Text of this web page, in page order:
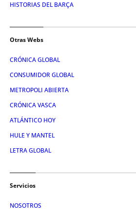
HISTORIAS DEL BARÇA
Otras Webs
CRÓNICA GLOBAL
CONSUMIDOR GLOBAL
METROPOLI ABIERTA
CRÓNICA VASCA
ATLÁNTICO HOY
HULE Y MANTEL
LETRA GLOBAL
Servicios
NOSOTROS